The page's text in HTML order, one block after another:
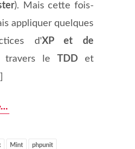
). Mais cette fois-
appliquer quelques
d'XP et de
travers le TDD et
Mint phpunit